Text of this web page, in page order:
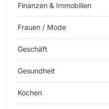
Finanzen & Immobilien
Frauen / Mode
Geschäft
Gesundheit
Kochen